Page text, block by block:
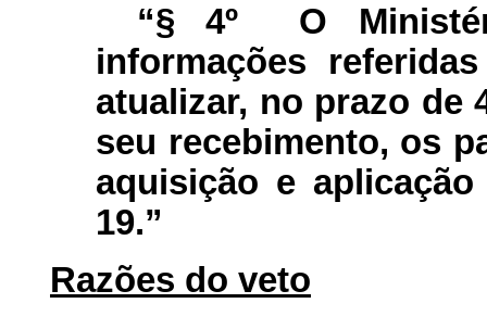
“§ 4º O
informações
atualizar, no prazo de
seu recebimento, os
aquisição e
19.”
Razões do veto